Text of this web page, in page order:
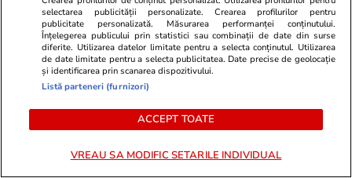
ajută tehnologia să ne reinventăm
voucher de
PARTENERI
selectarea publicității personalizate. Crearea profilurilor pentru
publicitate personalizată. Măsurarea performanței conținutului.
Înțelegerea publicului prin statistici sau combinații de date din surse
diferite. Utilizarea datelor limitate pentru a selecta conținutul. Utilizarea
de date limitate pentru a selecta publicitatea. Date precise de geolocație
și identificarea prin scanarea dispozitivului.
Listă parteneri (furnizori)
ACCEPT TOATE
VREAU SA MODIFIC SETARILE INDIVIDUAL